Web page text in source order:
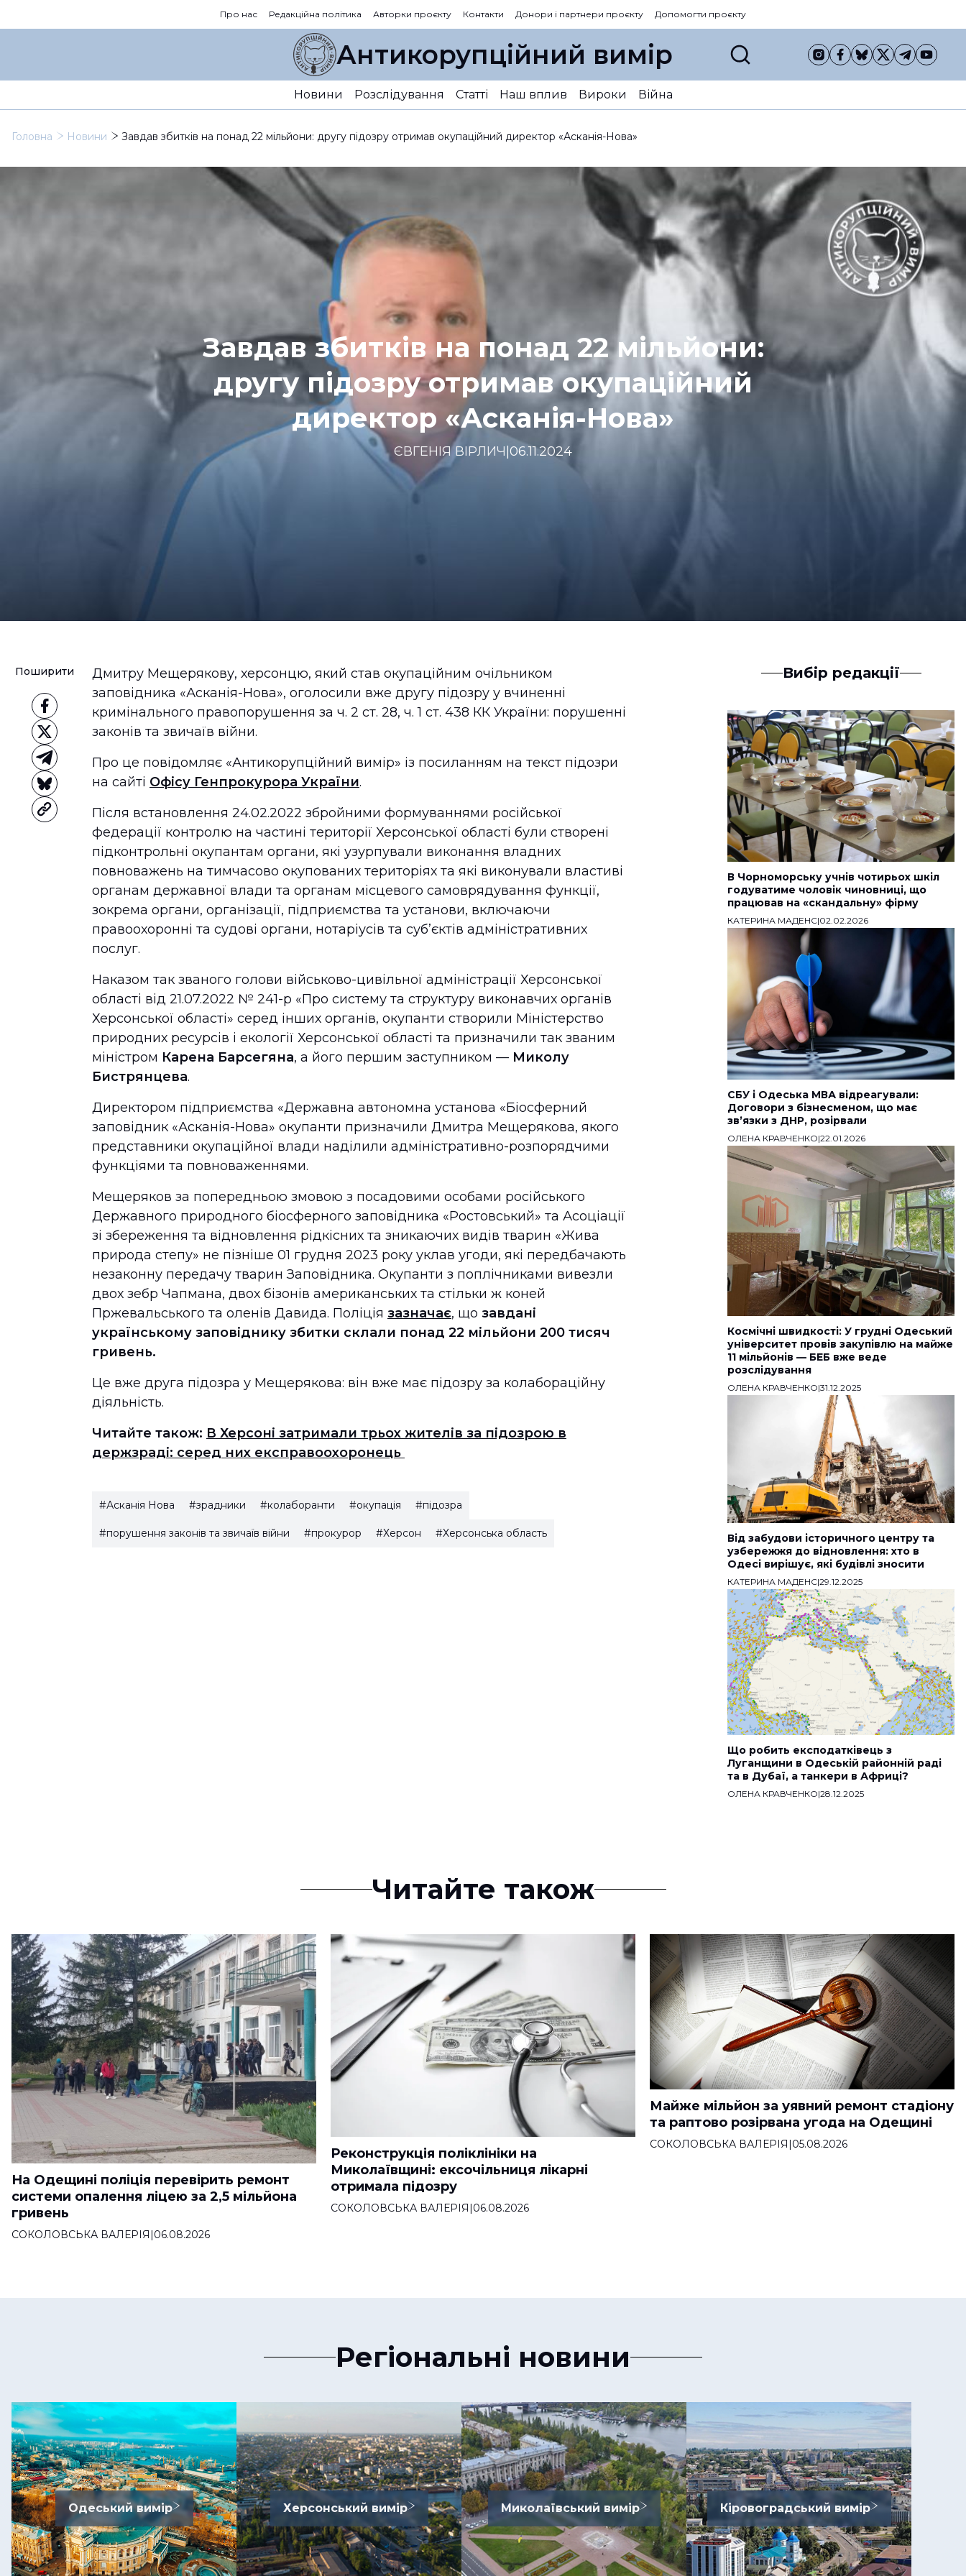
Про нас Редакційна політика Авторки проєкту Контакти Донори і партнери проєкту Допомогти проєкту
Антикорупційний вимір
Новини Розслідування Статті Наш вплив Вироки Війна
Головна Новини Завдав збитків на понад 22 мільйони: другу підозру отримав окупаційний директор «Асканія-Нова»
Завдав збитків на понад 22 мільйони:
другу підозру отримав окупаційний
директор «Асканія-Нова»
ЄВГЕНІЯ ВІРЛИЧ|06.11.2024
Поширити
Дмитру Мещерякову, херсонцю, який став окупаційним очільником
заповідника «Асканія-Нова», оголосили вже другу підозру у вчиненні
кримінального правопорушення за ч. 2 ст. 28, ч. 1 ст. 438 КК України: порушенні
законів та звичаїв війни.
Про це повідомляє «Антикорупційний вимір» із посиланням на текст підозри
на сайті Офісу Генпрокурора України.
Після встановлення 24.02.2022 збройними формуваннями російської
федерації контролю на частині території Херсонської області були створені
підконтрольні окупантам органи, які узурпували виконання владних
повноважень на тимчасово окупованих територіях та які виконували властиві
органам державної влади та органам місцевого самоврядування функції,
зокрема органи, організації, підприємства та установи, включаючи
правоохоронні та судові органи, нотаріусів та суб’єктів адміністративних
послуг.
Наказом так званого голови військово-цивільної адміністрації Херсонської
області від 21.07.2022 № 241-р «Про систему та структуру виконавчих органів
Херсонської області» серед інших органів, окупанти створили Міністерство
природних ресурсів і екології Херсонської області та призначили так званим
міністром Карена Барсегяна, а його першим заступником — Миколу
Бистрянцева.
Директором підприємства «Державна автономна установа «Біосферний
заповідник «Асканія-Нова» окупанти призначили Дмитра Мещерякова, якого
представники окупаційної влади наділили адміністративно-розпорядчими
функціями та повноваженнями.
Мещеряков за попередньою змовою з посадовими особами російського
Державного природного біосферного заповідника «Ростовський» та Асоціації
зі збереження та відновлення рідкісних та зникаючих видів тварин «Жива
природа степу» не пізніше 01 грудня 2023 року уклав угоди, які передбачають
незаконну передачу тварин Заповідника. Окупанти з поплічниками вивезли
двох зебр Чапмана, двох бізонів американських та стільки ж коней
Пржевальського та оленів Давида. Поліція зазначає, що завдані
українському заповіднику збитки склали понад 22 мільйони 200 тисяч
гривень.
Це вже друга підозра у Мещерякова: він вже має підозру за колабораційну
діяльність.
Читайте також: В Херсоні затримали трьох жителів за підозрою в
держзраді: серед них експравоохоронець
#Асканія Нова #зрадники #колаборанти #окупація #підозра
#порушення законів та звичаїв війни #прокурор #Херсон #Херсонська область
Вибір редакції
В Чорноморську учнів чотирьох шкіл
годуватиме чоловік чиновниці, що
працював на «скандальну» фірму
КАТЕРИНА МАДЕНС|02.02.2026
СБУ і Одеська МВА відреагували:
Договори з бізнесменом, що має
звʼязки з ДНР, розірвали
ОЛЕНА КРАВЧЕНКО|22.01.2026
Космічні швидкості: У грудні Одеський
університет провів закупівлю на майже
11 мільйонів — БЕБ вже веде
розслідування
ОЛЕНА КРАВЧЕНКО|31.12.2025
Від забудови історичного центру та
узбережжя до відновлення: хто в
Одесі вирішує, які будівлі зносити
КАТЕРИНА МАДЕНС|29.12.2025
Що робить експодатківець з
Луганщини в Одеській районній раді
та в Дубаї, а танкери в Африці?
ОЛЕНА КРАВЧЕНКО|28.12.2025
Читайте також
На Одещині поліція перевірить ремонт
системи опалення ліцею за 2,5 мільйона
гривень
СОКОЛОВСЬКА ВАЛЕРІЯ|06.08.2026
Реконструкція поліклініки на
Миколаївщині: ексочільниця лікарні
отримала підозру
СОКОЛОВСЬКА ВАЛЕРІЯ|06.08.2026
Майже мільйон за уявний ремонт стадіону
та раптово розірвана угода на Одещині
СОКОЛОВСЬКА ВАЛЕРІЯ|05.08.2026
Регіональні новини
Одеський вимір Херсонський вимір Миколаївський вимір Кіровоградський вимір